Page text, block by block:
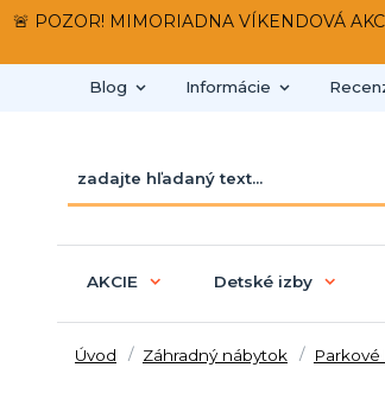
🚨 POZOR! MIMORIADNA VÍKENDOVÁ
Blog Informácie
AKCIE Detské izby
Úvod Záhradný nábytok Parkové